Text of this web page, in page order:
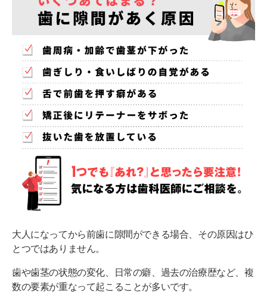
汚れが溜まりやすく虫歯・歯周病のリスク増加
前歯の隙間を改善する治療法4選
歯列矯正で根本から整える
ダイレクトボンディングで手軽に埋める
ラミネートベニアで整える
セラミッククラウンで補う
前歯の隙間があいてきたことに関するよくある質問
（FAQ）
前歯のすきっ歯を矯正する費用はいくらですか？
前歯の隙間に気付いたら、早めの対処が大切
大人になってから前歯に隙間ができる場合、その原因はひ
とつではありません。
歯や歯茎の状態の変化、日常の癖、過去の治療歴など、複
数の要素が重なって起こることが多いです。